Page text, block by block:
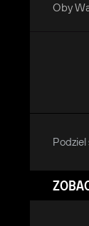
Oby
Podziel